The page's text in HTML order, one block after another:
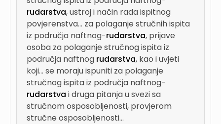
rudarstva, ustroj i način rada ispitnog
povjerenstva... za polaganje stručnih ispita
iz područja naftnog-rudarstva, prijave
osoba za polaganje stručnog ispita iz
područja naftnog rudarstva, kao i uvjeti
koji... se moraju ispuniti za polaganje
stručnog ispita iz područja naftnog-
rudarstva i druga pitanja u svezi sa
stručnom osposobljenosti, provjerom
stručne osposobljenosti...